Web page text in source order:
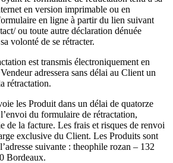
en version imprimable ou en
en ligne à partir du lien suivant
ou toute autre déclaration dénuée
volonté de se rétracter.
est transmis électroniquement en
adressera sans délai au Client un
rétractation.
les Produit dans un délai de quatorze
du formulaire de rétractation,
de la facture. Les frais et risques de renvoi
exclusive du Client. Les Produits sont
suivante : theophile rozan – 132
Bordeaux.